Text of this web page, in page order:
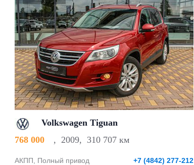
Volkswagen Tiguan
768 000
, 2009, 310 707 км
АКПП, Полный привод +7 (4842) 277-212